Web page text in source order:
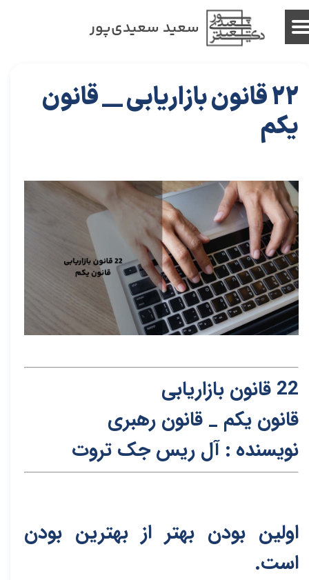
سعید سعیدی‌پور
22 قانون بازاریابی __ قانون
یکم
22 قانون بازاریابی
قانون یکم _ قانون رهبری
نویسنده : آل ریس جک تروت
اولین بودن بهتر از بهترین بودن
است.